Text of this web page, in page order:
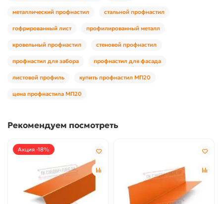
металлический профнастил стальной профнастил
гофрированный лист профилированный металл
кровельный профнастил стеновой профнастил
профнастил для забора профнастил для фасада
листовой профиль купить профнастил МП20
цена профнастила МП20
Рекомендуем посмотреть
Акция -18%